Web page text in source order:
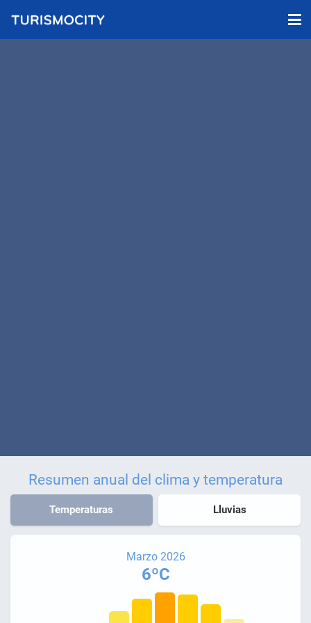
Resumen anual del clima y temperatura
Temperaturas Lluvias
Marzo 2026
6ºC